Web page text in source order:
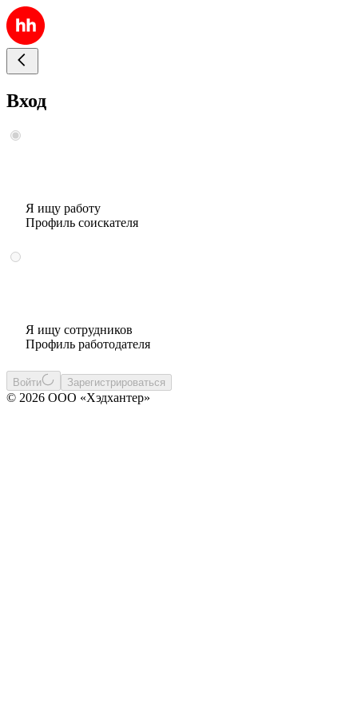
Вход
Я ищу работу
Профиль соискателя
Я ищу сотрудников
Профиль работодателя
Войти Зарегистрироваться
© 2026 ООО «Хэдхантер»